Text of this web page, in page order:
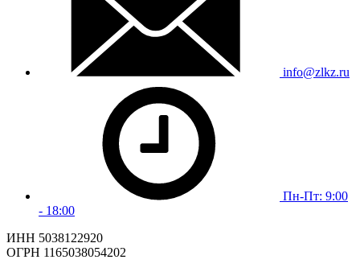
info@zlkz.ru
Пн-Пт: 9:00
- 18:00
ИНН 5038122920
ОГРН 1165038054202